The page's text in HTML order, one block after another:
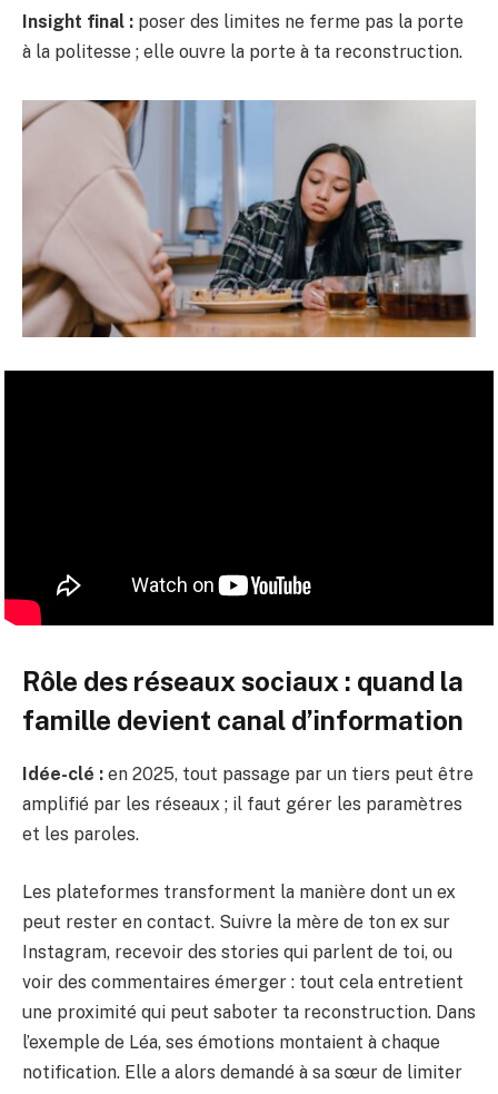
Insight final : poser des limites ne ferme pas la porte
à la politesse ; elle ouvre la porte à ta reconstruction.
Rôle des réseaux sociaux : quand la
famille devient canal d’information
Idée-clé : en 2025, tout passage par un tiers peut être
amplifié par les réseaux ; il faut gérer les paramètres
et les paroles.
Les plateformes transforment la manière dont un ex
peut rester en contact. Suivre la mère de ton ex sur
Instagram, recevoir des stories qui parlent de toi, ou
voir des commentaires émerger : tout cela entretient
une proximité qui peut saboter ta reconstruction. Dans
l’exemple de Léa, ses émotions montaient à chaque
notification. Elle a alors demandé à sa sœur de limiter